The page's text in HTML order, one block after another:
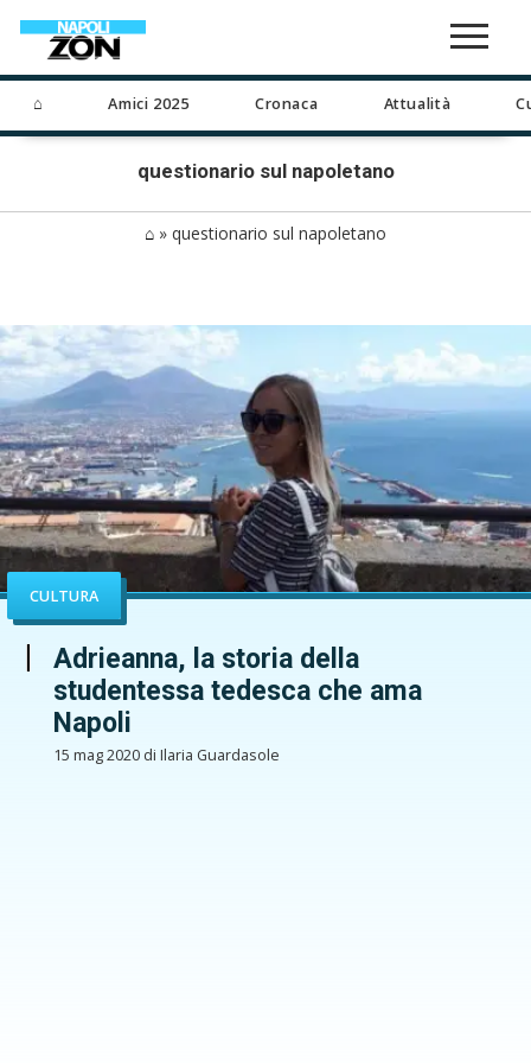
⌂ Amici 2025 Cronaca Attualità
questionario sul napoletano
⌂ » questionario sul napoletano
CULTURA
Adrieanna, la storia della
studentessa tedesca che ama
Napoli
15 mag 2020 di Ilaria Guardasole